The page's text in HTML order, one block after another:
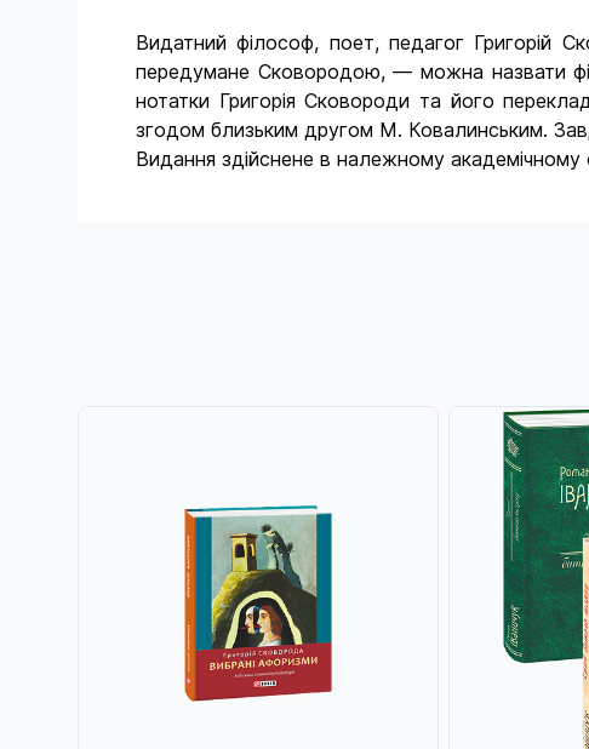
Видатний філософ, поет, педагог Григорій
передумане Сковородою, — можна назвати
нотатки Григорія Сковороди та його
згодом близьким другом М. Ковалинським.
Видання здійснене в належному